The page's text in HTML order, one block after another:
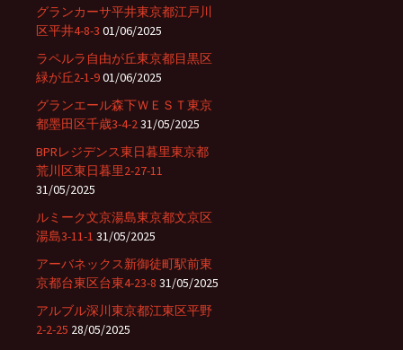
グランカーサ平井東京都江戸川
区平井4-8-3 01/06/2025
ラペルラ自由が丘東京都目黒区
緑が丘2-1-901/06/2025
グランエール森下ＷＥＳＴ東京
都墨田区千歳3-4-231/05/2025
BPRレジデンス東日暮里東京都
荒川区東日暮里2-27-11
31/05/2025
ルミーク文京湯島東京都文京区
湯島3-11-1 31/05/2025
アーバネックス新御徒町駅前東
京都台東区台東4-23-8 31/05/2025
アルブル深川東京都江東区平野
2-2-25 28/05/2025